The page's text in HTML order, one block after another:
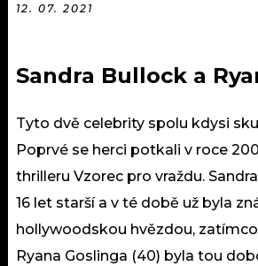
12. 07. 2021
Sandra Bullock a
Tyto dvě celebrity spolu kdysi
Poprvé se herci potkali v roce
thrilleru Vzorec pro vraždu.
16 let starší a v té době už byla
hollywoodskou hvězdou,
Ryana Goslinga (40) byla tou